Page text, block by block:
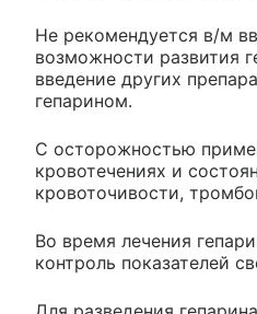
Не рекомендуется в/м
возможности развития
введение других
гепарином.
С осторожностью
кровотечениях и
кровоточивости,
Во время лечения
контроль показателей